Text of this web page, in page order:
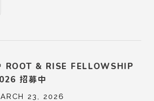
ROOT & RISE FELLOWSHIP
招募中
23, 2026